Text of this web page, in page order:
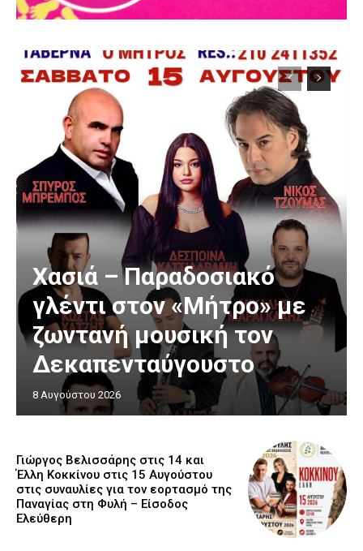
Χασιά – Παραδοσιακό
γλέντι στον «Μήτρο» με
ζωντανή μουσική τον
Δεκαπενταύγουστο
8 Αυγούστου 2026
Γιώργος Βελισσάρης στις 14 και
Έλλη Κοκκίνου στις 15 Αυγούστου
στις συναυλίες για τον εορτασμό της
Παναγίας στη Φυλή – Είσοδος
Ελεύθερη